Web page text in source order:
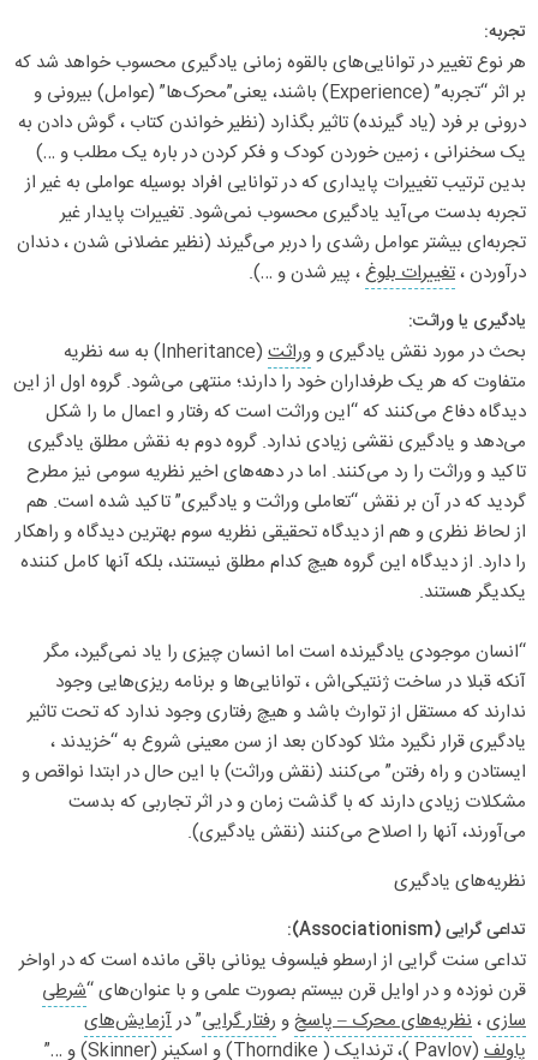
تجربه:
هر نوع تغییر در توانایی‌های بالقوه زمانی یادگیری محسوب خواهد شد که
بر اثر “تجربه” (Experience) باشند، یعنی”محرک‌ها” (عوامل) بیرونی و
درونی بر فرد (یاد گیرنده) تاثیر بگذارد (نظیر خواندن کتاب ، گوش دادن به
یک سخنرانی ، زمین خوردن کودک و فکر کردن در باره یک مطلب و …)
بدین ترتیب تغییرات پایداری که در توانایی افراد بوسیله عواملی به غیر از
تجربه بدست می‌آید یادگیری محسوب نمی‌شود. تغییرات پایدار غیر
تجربه‌ای بیشتر عوامل رشدی را دربر می‌گیرند (نظیر عضلانی شدن ، دندان
درآوردن ،تغییرات بلوغ، پیر شدن و …).
یادگیری یا وراثت:
بحث در مورد نقش یادگیری و وراثت
(Inheritance) به سه نظریه
متفاوت که هر یک طرفداران خود را دارند؛ منتهی می‌شود. گروه اول از این
دیدگاه دفاع می‌کنند که “این وراثت است که رفتار و اعمال ما را شکل
می‌دهد و یادگیری نقشی زیادی ندارد. گروه دوم به نقش مطلق یادگیری
تاکید و وراثت را رد می‌کنند. اما در دهه‌های اخیر نظریه سومی نیز مطرح
گردید که در آن بر نقش “تعاملی وراثت و یادگیری” تاکید شده است. هم
از لحاظ نظری و هم از دیدگاه تحقیقی نظریه سوم بهترین دیدگاه و راهکار
را دارد. از دیدگاه این گروه هیچ کدام مطلق نیستند، بلکه آنها کامل کننده
یکدیگر هستند.
“انسان موجودی یادگیرنده است اما انسان چیزی را یاد نمی‌گیرد، مگر
آنکه قبلا در ساخت ژنتیکی‌اش ، توانایی‌ها و برنامه ریزی‌هایی وجود
ندارند که مستقل از توارث باشد و هیچ رفتاری وجود ندارد که تحت تاثیر
یادگیری قرار نگیرد مثلا کودکان بعد از سن معینی شروع به “خزیدند ،
ایستادن و راه رفتن” می‌کنند (نقش وراثت) با این حال در ابتدا نواقص و
مشکلات زیادی دارند که با گذشت زمان و در اثر تجاربی که بدست
می‌آورند، آنها را اصلاح می‌کنند (نقش یادگیری).
نظریه‌های یادگیری
تداعی گرایی (Associationism):
تداعی سنت گرایی از ارسطو فیلسوف یونانی باقی مانده است که در اواخر
قرن نوزده و در اوایل قرن بیستم بصورت علمی و با عنوان‌های “شرطی
سازی،نظریه‌های محرک – پاسخو رفتار گرایی” درآزمایش‌های
پاولف
(Pavlov )، ترندایک ( Thorndike) و اسکینر (Skinner) و …”